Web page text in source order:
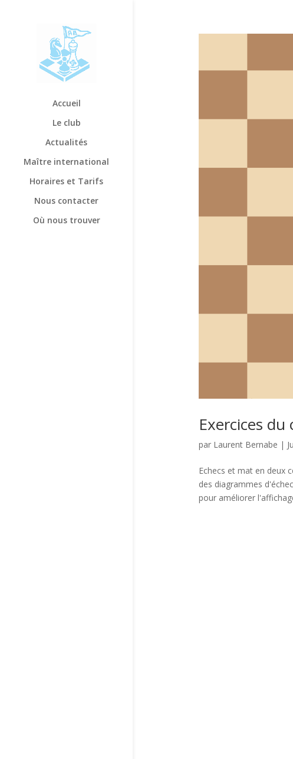
Accueil
Le club
Actualités
Maître international
Horaires et Tarifs
Nous contacter
Où nous trouver
Exercices
par Laurent Bernabe |
Echecs et mat en deux
des diagrammes
pour améliorer